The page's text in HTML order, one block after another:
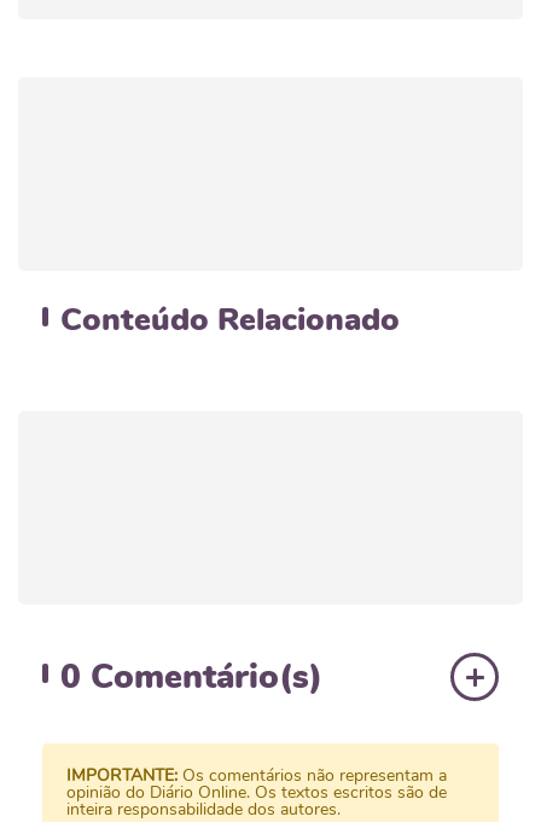
Conteúdo Relacionado
0 Comentário(s)
IMPORTANTE: Os comentários não representam a
opinião do Diário Online. Os textos escritos são de
inteira responsabilidade dos autores.